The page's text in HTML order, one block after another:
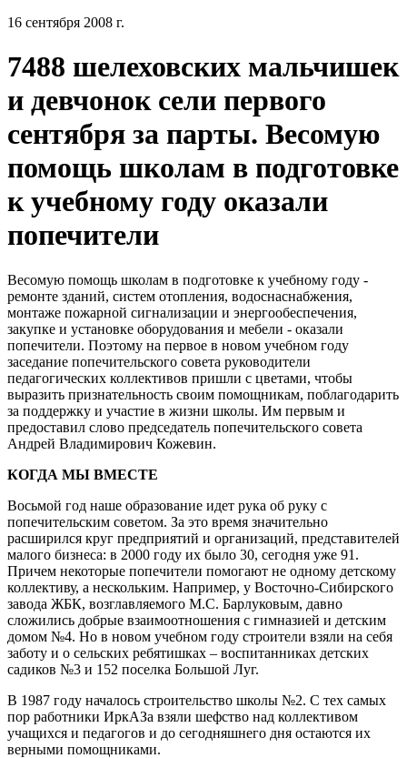
16 сентября 2008 г.
7488 шелеховских мальчишек
и девчонок сели первого
сентября за парты. Весомую
помощь школам в подготовке
к учебному году оказали
попечители
Весомую помощь школам в подготовке к учебному году -
ремонте зданий, систем отопления, водоснаснабжения,
монтаже пожарной сигнализации и энергообеспечения,
закупке и установке оборудования и мебели - оказали
попечители. Поэтому на первое в новом учебном году
заседание попечительского совета руководители
педагогических коллективов пришли с цветами, чтобы
выразить признательность своим помощникам, поблагодарить
за поддержку и участие в жизни школы. Им первым и
предоставил слово председатель попечительского совета
Андрей Владимирович Кожевин.
КОГДА МЫ ВМЕСТЕ
Восьмой год наше образование идет рука об руку с
попечительским советом. За это время значительно
расширился круг предприятий и организаций, представителей
малого бизнеса: в 2000 году их было 30, сегодня уже 91.
Причем некоторые попечители помогают не одному детскому
коллективу, а нескольким. Например, у Восточно-Сибирского
завода ЖБК, возглавляемого М.С. Барлуковым, давно
сложились добрые взаимоотношения с гимназией и детским
домом №4. Но в новом учебном году строители взяли на себя
заботу и о сельских ребятишках – воспитанниках детских
садиков №3 и 152 поселка Большой Луг.
В 1987 году началось строительство школы №2. С тех самых
пор работники ИркАЗа взяли шефство над коллективом
учащихся и педагогов и до сегодняшнего дня остаются их
верными помощниками.